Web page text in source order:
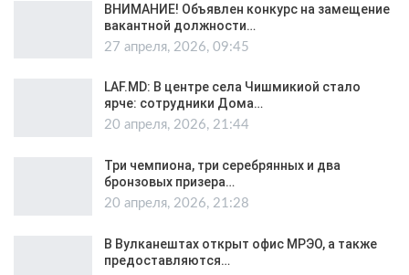
ВНИМАНИЕ! Объявлен конкурс на замещение
вакантной должности…
27 апреля, 2026, 09:45
LAF.MD: В центре села Чишмикиой стало
ярче: сотрудники Дома…
20 апреля, 2026, 21:44
Три чемпиона, три серебрянных и два
бронзовых призера…
20 апреля, 2026, 21:28
В Вулканештах открыт офис МРЭО, а также
предоставляются…